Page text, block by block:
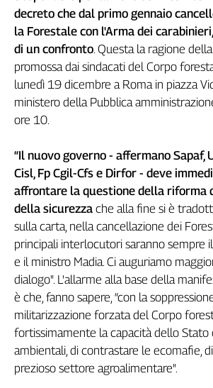
Speciali
G8
di
Genova,
il
sangue
120
anni
Cgil
Collettiva
Academy
Collettiva
Play
Rubriche
Collettiva
settimana
Collettiva
decreto che dal primo gennaio
la Forestale con l'Arma dei
di un confronto. Questa la ragione
promossa dai sindacati del Corpo
lunedì 19 dicembre a Roma in piazza
ministero della Pubblica
ore 10.
“Il nuovo governo - affermano Sapaf,
Cisl, Fp Cgil-Cfs e Dirfor - deve
affrontare la questione della riforma
della sicurezza che alla fine si è
sulla carta, nella cancellazione dei
principali interlocutori saranno sempre
e il ministro Madia. Ci auguriamo
dialogo". L'allarme alla base della
è che, fanno sapere, “con la
militarizzazione forzata del Corpo
fortissimamente la capacità dello Stato
ambientali, di contrastare le ecomafie,
prezioso settore agroalimentare".